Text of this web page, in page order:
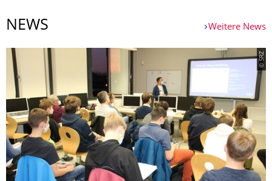
NEWS Weitere News
© SRZ